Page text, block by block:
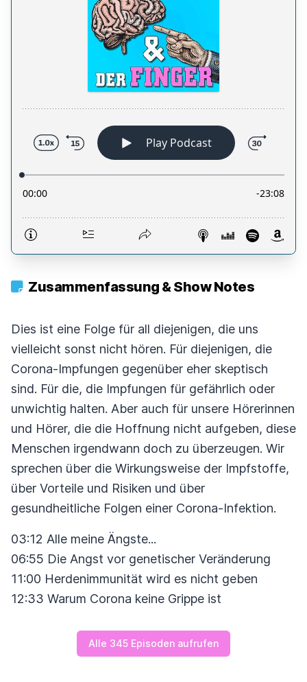
Zusammenfassung & Show Notes
Dies ist eine Folge für all diejenigen, die uns
vielleicht sonst nicht hören. Für diejenigen, die
Corona-Impfungen gegenüber eher skeptisch
sind. Für die, die Impfungen für gefährlich oder
unwichtig halten. Aber auch für unsere Hörerinnen
und Hörer, die die Hoffnung nicht aufgeben, diese
Menschen irgendwann doch zu überzeugen. Wir
sprechen über die Wirkungsweise der Impfstoffe,
über Vorteile und Risiken und über
gesundheitliche Folgen einer Corona-Infektion.
03:12 Alle meine Ängste...
06:55 Die Angst vor genetischer Veränderung
11:00 Herdenimmunität wird es nicht geben
12:33 Warum Corona keine Grippe ist
Alle 345 Episoden aufrufen